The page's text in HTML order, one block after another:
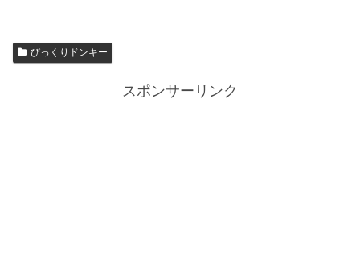
びっくりドンキー
スポンサーリンク